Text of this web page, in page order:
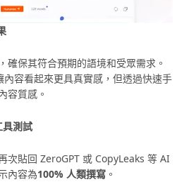
確保其符合預期的語境和受眾需求。
容看起來更具真實感，但透過快速手
容質感。
測試
次貼回 ZeroGPT 或 CopyLeaks 等 AI
內容為100% 人類撰寫 。